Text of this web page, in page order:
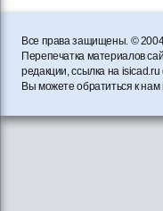
Все права защищены. ©
Перепечатка материалов
редакции, ссылка на isicad.ru
Вы можете обратиться к